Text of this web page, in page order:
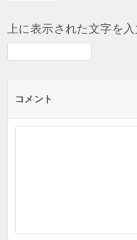
上に表示された文字を
コメント